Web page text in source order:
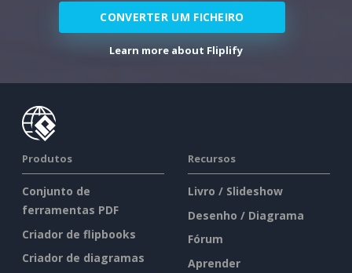
CONVERTER UM FICHEIRO
Learn more about Fliplify
Produtos
Conjunto de
ferramentas PDF
Criador de flipbooks
Criador de diagramas
Recursos
Livro / Slideshow
Desenho / Diagrama
Fórum
Aprender